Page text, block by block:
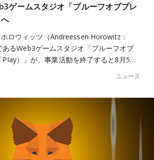
ゲームスタジオ「プルーフオブプレ
ロウィッツ（Andreessen Horowitz：
るWeb3ゲームスタジオ「プルーフオブ
）」が、事業活動を終了すると8月5…
ニュース